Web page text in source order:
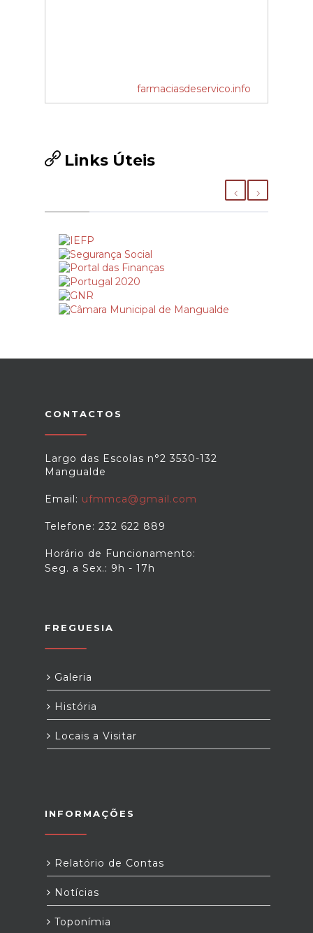
farmaciasdeservico.info
Links Úteis
CONTACTOS
Largo das Escolas n°2 3530-132
Mangualde
Email: ufmmca@gmail.com
Telefone: 232 622 889
Horário de Funcionamento:
Seg. a Sex.: 9h - 17h
FREGUESIA
Galeria
História
Locais a Visitar
INFORMAÇÕES
Relatório de Contas
Notícias
Toponímia